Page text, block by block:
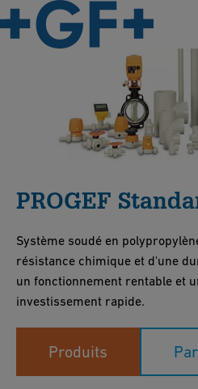
PROGEF
Système soudé en
résistance chimique et d'une
un fonctionnement rentable et
investissement rapide.
Produits